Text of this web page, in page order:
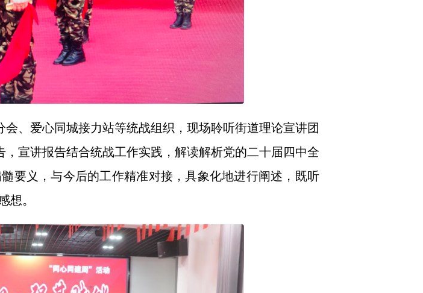
、爱心同城接力站等统战组织，现场聆听街道理论宣讲团
宣讲报告结合统战工作实践，解读解析党的二十届四中全
要义，与今后的工作精准对接，具象化地进行阐述，既听
想。